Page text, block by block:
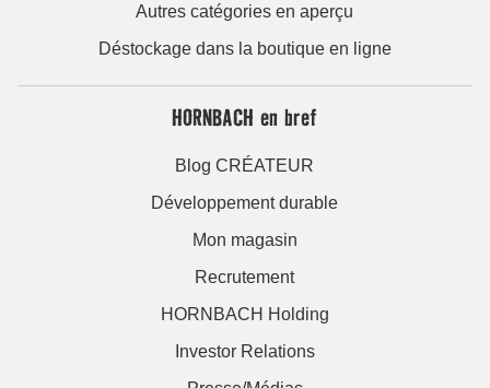
Autres catégories en aperçu
Déstockage dans la boutique en ligne
HORNBACH en bref
Blog CRÉATEUR
Développement durable
Mon magasin
Recrutement
HORNBACH Holding
Investor Relations